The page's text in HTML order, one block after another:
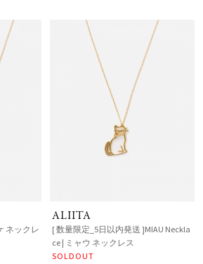
ネックレ
ALIITA
[ 数量限定_5日以内発送 ]MIAU Neckla
ce | ミャウ ネックレス
SOLDOUT